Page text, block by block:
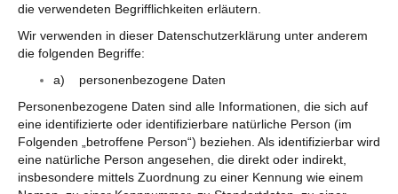
die verwendeten Begrifflichkeiten erläutern.
Wir verwenden in dieser Datenschutzerklärung unter anderem
die folgenden Begriffe:
a) personenbezogene Daten
Personenbezogene Daten sind alle Informationen, die sich auf
eine identifizierte oder identifizierbare natürliche Person (im
Folgenden „betroffene Person“) beziehen. Als identifizierbar wird
eine natürliche Person angesehen, die direkt oder indirekt,
insbesondere mittels Zuordnung zu einer Kennung wie einem